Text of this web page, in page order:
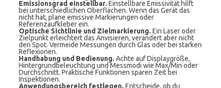
Emissionsgrad einstellbar. Einstellbare Emissivität hilft
bei unterschiedlichen Oberflächen. Wenn das Gerät das
nicht hat, plane emissive Markierungen oder
Referenzaufkleber ein.
Optische Sichtlinie und Zielmarkierung. Ein Laser oder
Zielpunkt erleichtert das Anvisieren, verändert aber nicht
den Spot. Vermeide Messungen durch Glas oder bei starken
Reflexionen.
Handhabung und Bedienung. Achte auf Displaygröße,
Hintergrundbeleuchtung und Messmodi wie Max/Min oder
Durchschnitt. Praktische Funktionen sparen Zeit bei
Inspektionen.
Anwendungsbereich festlegen. Entscheide, ob du